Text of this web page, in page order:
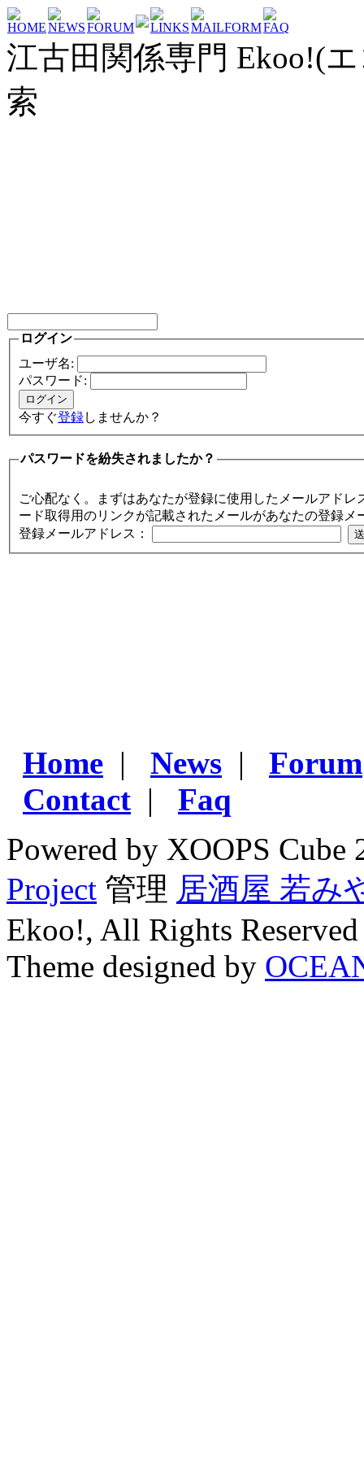
HOMENEWSFORUM LINKSMAILFORMFAQ
江古田関係専門 Ekoo!(
索
ログイン
ユーザ名:
パスワード:
今すぐ登録しませんか？
パスワードを紛失されましたか？
ご心配なく。まずはあなたが登録に使用したメールアド
ード取得用のリンクが記載されたメールがあなたの登録メ
登録メールアドレス：
Home | News | Forum
Contact | Faq
Powered by XOOPS
Project 管理 居酒屋 若み
Ekoo!, All Rights Reserved
Theme designed by